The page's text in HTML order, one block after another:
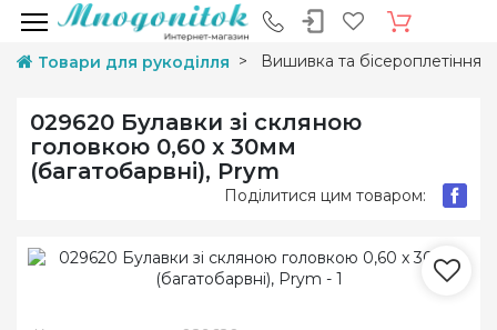
Товари для рукоділля Вишивка та бісероплетіння
029620 Булавки зі скляною
головкою 0,60 x 30мм
(багатобарвні), Prym
Поділитися цим товаром: